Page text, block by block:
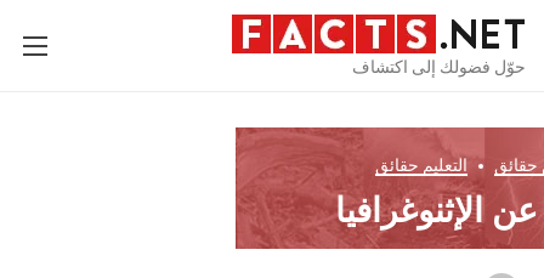
حوّل فضولك إلى اكتشاف
حقائق التعليم حقائق